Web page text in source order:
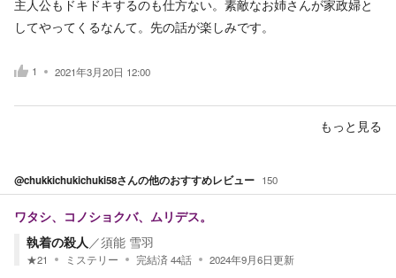
主人公もドキドキするのも仕方ない。素敵なお姉さんが家政婦と
してやってくるなんて。先の話が楽しみです。
1 2021年3月20日 12:00
もっと見る
@chukkichukichuki58さんの他のおすすめレビュー 150
ワタシ、コノショクバ、ムリデス。
執着の殺人 ／須能 雪羽
★21 ミステリー 完結済44話 2024年9月6日更新